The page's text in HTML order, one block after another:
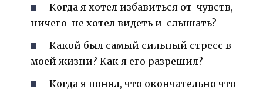
Когда я хотел избавиться от чувств,
ничего не хотел видеть и слышать?
Какой был самый сильный стресс в
моей жизни? Как я его разрешил?
Когда я понял, что окончательно что-